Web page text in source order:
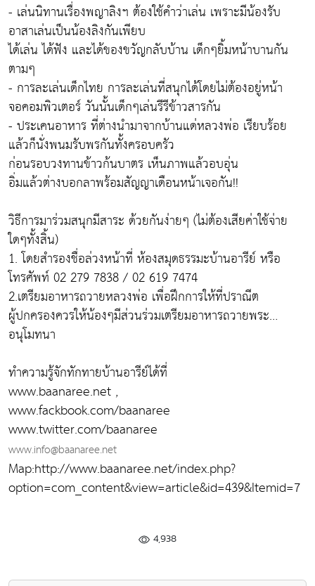
- เล่นนิทานเรื่องพญาลิงฯ ต้องใช้คำว่าเล่น เพราะมีน้องรับ
อาสาเล่นเป็นน้องลิงกันเพียบ
ได้เล่น ได้ฟัง และได้ของขวัญกลับบ้าน เด็กๆยิ้มหน้าบานกัน
ตามๆ
- การละเล่นเด็กไทย การละเล่นที่สนุกได้โดยไม่ต้องอยู่หน้า
จอคอมพิวเตอร์ วันนั้นเด็กๆเล่นรีรีข้าวสารกัน
- ประเคนอาหาร ที่ต่างนำมาจากบ้านแด่หลวงพ่อ เรียบร้อย
แล้วก็นั่งพนมรับพรกันทั้งครอบครัว
ก่อนรอบวงทานข้าวก้นบาตร เห็นภาพแล้วอบอุ่น
อิ่มแล้วต่างบอกลาพร้อมสัญญาเดือนหน้าเจอกัน!!
วิธีการมาร่วมสนุกมีสาระ ด้วยกันง่ายๆ (ไม่ต้องเสียค่าใช้จ่าย
ใดๆทั้งสิ้น)
1. โดยสำรองชื่อล่วงหน้าที่ ห้องสมุดธรรมะบ้านอารีย์ หรือ
โทรศัพท์ 02 279 7838 / 02 619 7474
2.เตรียมอาหารถวายหลวงพ่อ เพื่อฝึกการให้ที่ปราณีต
ผู้ปกครองควรให้น้องๆมีส่วนร่วมเตรียมอาหารถวายพระ…
อนุโมทนา
ทำความรู้จักทักทายบ้านอารีย์ได้ที่
www.baanaree.net ,
www.fackbook.com/baanaree
www.twitter.com/baanaree
www.info@baanaree.net
Map:http://www.baanaree.net/index.php?
option=com_content&view=article&id=439&Itemid=7
4,938